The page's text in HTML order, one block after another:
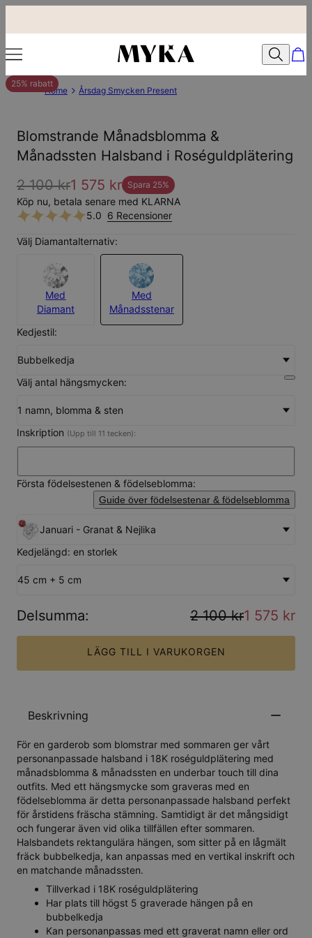
25% rabatt
Home Årsdag Smycken Present
Blomstrande Månadsblomma &
Månadssten Halsband i Roséguldplätering
2 100 kr1 575 kr Spara 25%
Köp nu, betala senare med KLARNA
5.0 6 Recensioner
Välj Diamantalternativ:
Med
Diamant
Med
Månadsstenar
Kedjestil:
Bubbelkedja
Välj antal hängsmycken:
1 namn, blomma & sten
Inskription (Upp till 11 tecken):
Första födelsestenen & födelseblomma:
Guide över födelsestenar & födelseblomma
Januari - Granat & Nejlika
Kedjelängd: en storlek
45 cm + 5 cm
Delsumma: 2 100 kr1 575 kr
LÄGG TILL I VARUKORGEN
Beskrivning
För en garderob som blomstrar med sommaren ger vårt
personanpassade halsband i 18K roséguldplätering med
månadsblomma & månadssten en underbar touch till dina
outfits. Med ett hängsmycke som graveras med en
födelseblomma är detta personanpassade halsband perfekt
för årstidens fräscha stämning. Samtidigt är det mångsidigt
och fungerar även vid olika tillfällen efter sommaren.
Halsbandets rektangulära hängen, som sitter på en lågmält
fräck bubbelkedja, kan anpassas med en vertikal inskrift och
en matchande månadssten.
Tillverkad i 18K roséguldplätering
Har plats till högst 5 graverade hängen på en
bubbelkedja
Kan personanpassas med ett graverat namn eller ord